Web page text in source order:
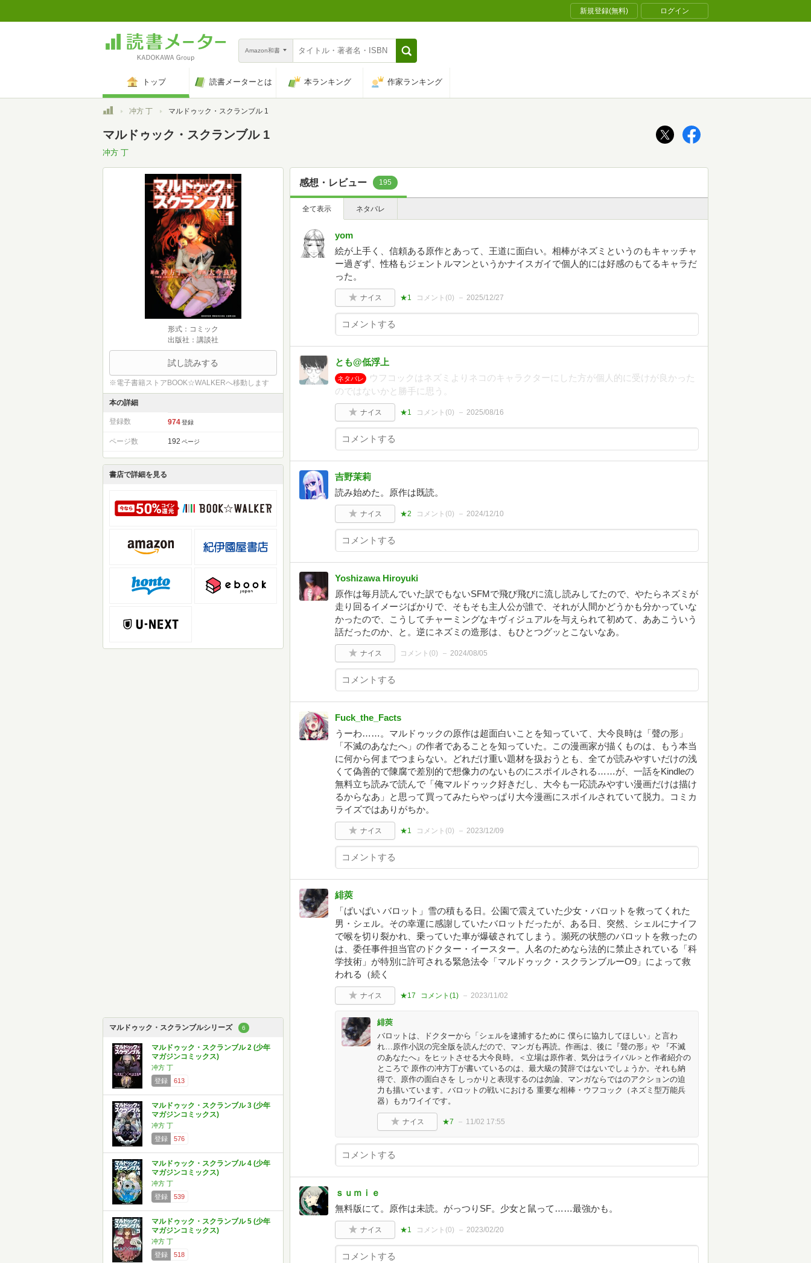
新規登録(無料) ログイン
Amazon和書
トップ 読書メーターとは 本ランキング 作家ランキング
トップ冲方 丁 マルドゥック・スクランブル 1
マルドゥック・スクランブル 1
冲方 丁
形式：コミック
出版社：講談社
試し読みする
※電子書籍ストアBOOK☆WALKERへ移動します
本の詳細
登録数 974 登録
ページ数 192 ページ
書店で詳細を見る
マルドゥック・スクランブルシリーズ 6
マルドゥック・スクランブル 2 (少年
マガジンコミックス)
冲方 丁
登録
613
マルドゥック・スクランブル 3 (少年
マガジンコミックス)
冲方 丁
登録
576
マルドゥック・スクランブル 4 (少年
マガジンコミックス)
冲方 丁
登録
539
マルドゥック・スクランブル 5 (少年
マガジンコミックス)
冲方 丁
登録
518
感想・レビュー 195
全て表示 ネタバレ
yom
絵が上手く、信頼ある原作とあって、王道に面白い。相棒がネズミというのもキャッチャ
ー過ぎず、性格もジェントルマンというかナイスガイで個人的には好感のもてるキャラだ
った。
ナイス ★1 コメント(0) 2025/12/27
とも@低浮上
ネタバレ
ウフコックはネズミよりネコのキャラクターにした方が個人的に受けが良かった
のではないかと勝手に思う。
ナイス ★1 コメント(0) 2025/08/16
吉野茉莉
読み始めた。原作は既読。
ナイス ★2 コメント(0) 2024/12/10
Yoshizawa Hiroyuki
原作は毎月読んでいた訳でもないSFMで飛び飛びに流し読みしてたので、やたらネズミが
走り回るイメージばかりで、そもそも主人公が誰で、それが人間かどうかも分かっていな
かったので、こうしてチャーミングなキヴィジュアルを与えられて初めて、ああこういう
話だったのか、と。逆にネズミの造形は、もひとつグッとこないなあ。
ナイス コメント(0) 2024/08/05
Fuck_the_Facts
うーわ……。マルドゥックの原作は超面白いことを知っていて、大今良時は「聲の形」
「不滅のあなたへ」の作者であることを知っていた。この漫画家が描くものは、もう本当
に何から何までつまらない。どれだけ重い題材を扱おうとも、全てが読みやすいだけの浅
くて偽善的で陳腐で差別的で想像力のないものにスポイルされる……が、一話をKindleの
無料立ち読みで読んで「俺マルドゥック好きだし、大今も一応読みやすい漫画だけは描け
るからなあ」と思って買ってみたらやっぱり大今漫画にスポイルされていて脱力。コミカ
ライズではありがちか。
ナイス ★1 コメント(0) 2023/12/09
緋莢
「ばいばい バロット」雪の積もる日。公園で震えていた少女・バロットを救ってくれた
男・シェル。その幸運に感謝していたバロットだったが、ある日、突然、シェルにナイフ
で喉を切り裂かれ、乗っていた車が爆破されてしまう。瀕死の状態のバロットを救ったの
は、委任事件担当官のドクター・イースター。人名のためなら法的に禁止されている「科
学技術」が特別に許可される緊急法令「マルドゥック・スクランブルーO9」によって救
われる（続く
ナイス ★17 コメント(1) 2023/11/02
緋莢
バロットは、ドクターから「シェルを逮捕するために 僕らに協力してほしい」と言わ
れ…原作小説の完全版を読んだので、マンガも再読。作画は、後に『聲の形』や 『不滅
のあなたへ』をヒットさせる大今良時。＜立場は原作者、気分はライバル＞と作者紹介の
ところで 原作の冲方丁が書いているのは、最大級の賛辞ではないでしょうか。それも納
得で、原作の面白さを しっかりと表現するのは勿論、マンガならではのアクションの迫
力も描いています。バロットの戦いにおける 重要な相棒・ウフコック（ネズミ型万能兵
器）もカワイイです。
ナイス ★7 11/02 17:55
ｓｕｍｉｅ
無料版にて。原作は未読。がっつりSF。少女と鼠って……最強かも。
ナイス ★1 コメント(0) 2023/02/20